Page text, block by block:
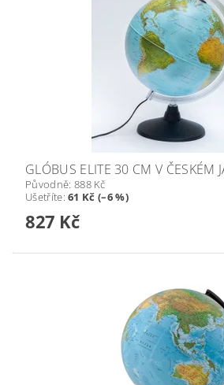
GLÓBUS ELITE 30 CM V ČESKÉM
Původně: 888 Kč
Ušetříte:61 Kč (–6 %)
827 Kč